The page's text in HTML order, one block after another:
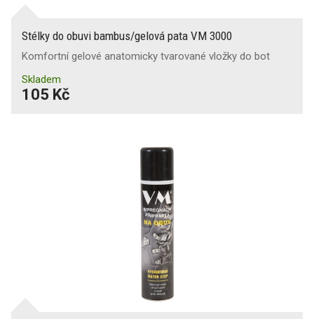
Stélky do obuvi bambus/gelová pata VM 3000
Komfortní gelové anatomicky tvarované vložky do bot
Skladem
105 Kč